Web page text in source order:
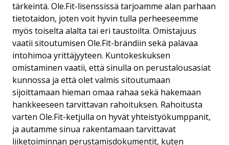
tärkeintä. Ole.Fit-lisenssissä tarjoamme alan parhaan
tietotaidon, joten voit hyvin tulla perheeseemme
myös toiselta alalta tai eri taustoilta. Omistajuus
vaatii sitoutumisen Ole.Fit-brändiin sekä palavaa
intohimoa yrittäjyyteen. Kuntokeskuksen
omistaminen vaatii, että sinulla on perustalousasiat
kunnossa ja että olet valmis sitoutumaan
sijoittamaan hieman omaa rahaa sekä hakemaan
hankkeeseen tarvittavan rahoituksen. Rahoitusta
varten Ole.Fit-ketjulla on hyvät yhteistyökumppanit,
ja autamme sinua rakentamaan tarvittavat
liiketoiminnan perustamisdokumentit, kuten